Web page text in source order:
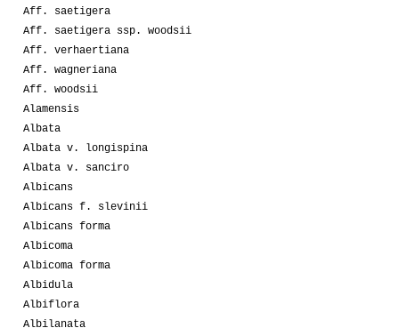
Aff. saetigera
Aff. saetigera ssp. woodsii
Aff. verhaertiana
Aff. wagneriana
Aff. woodsii
Alamensis
Albata
Albata v. longispina
Albata v. sanciro
Albicans
Albicans f. slevinii
Albicans forma
Albicoma
Albicoma forma
Albidula
Albiflora
Albilanata